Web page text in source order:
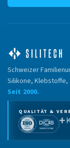
Schweizer
Silikone, Klebstoffe,
Seit 2000.
QUALITÄT &